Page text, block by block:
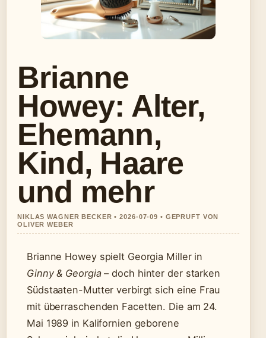
Brianne
Howey: Alter,
Ehemann,
Kind, Haare
und mehr
NIKLAS WAGNER BECKER • 2026-07-09 • GEPRUFT VON
OLIVER WEBER
Brianne Howey spielt Georgia Miller in
Ginny & Georgia– doch hinter der starken
Südstaaten-Mutter verbirgt sich eine Frau
mit überraschenden Facetten. Die am 24.
Mai 1989 in Kalifornien geborene